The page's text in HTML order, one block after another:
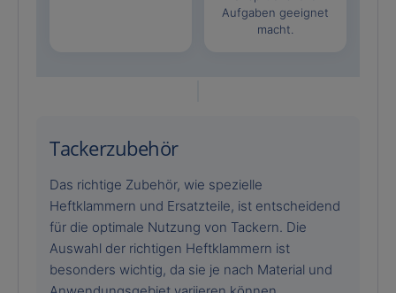
Aufgaben geeignet
macht.
Tackerzubehör
Das richtige Zubehör, wie spezielle
Heftklammern und Ersatzteile, ist entscheidend
für die optimale Nutzung von Tackern. Die
Auswahl der richtigen Heftklammern ist
besonders wichtig, da sie je nach Material und